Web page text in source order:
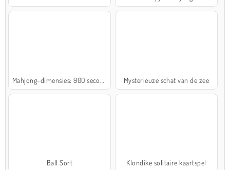
Mysterieuze schat van de zee
Ball Sort Klondike solitaire kaartspel